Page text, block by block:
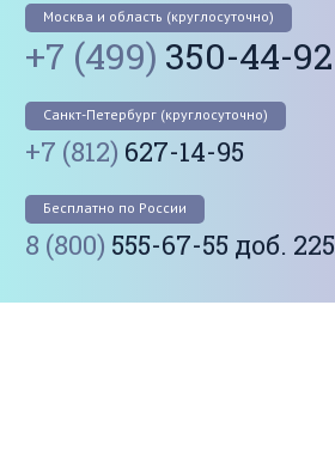
Москва и область (круглосуточно)
+7 (499) 350-44-92
Санкт-Петербург (круглосуточно)
+7 (812) 627-14-95
Бесплатно по России
8 (800) 555-67-55 доб. 225